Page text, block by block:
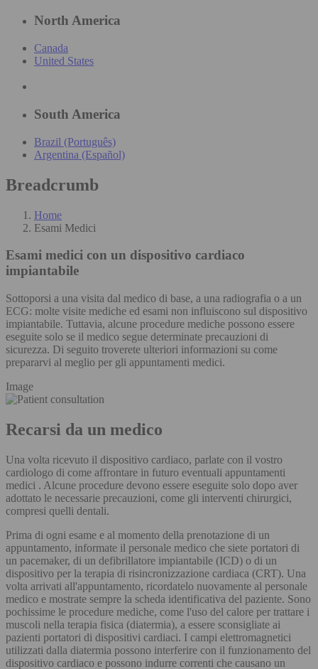
North America
Canada
United States
South America
Brazil (Português)
Argentina (Español)
Breadcrumb
Home
Esami Medici
Esami medici con un dispositivo cardiaco
impiantabile
Sottoporsi a una visita dal medico di base, a una radiografia o a un
ECG: molte visite mediche ed esami non influiscono sul dispositivo
impiantabile. Tuttavia, alcune procedure mediche possono essere
eseguite solo se il medico segue determinate precauzioni di
sicurezza. Di seguito troverete ulteriori informazioni su come
prepararvi al meglio per gli appuntamenti medici.
Image
Recarsi da un medico
Una volta ricevuto il dispositivo cardiaco, parlate con il vostro
cardiologo di come affrontare in futuro eventuali appuntamenti
medici . Alcune procedure devono essere eseguite solo dopo aver
adottato le necessarie precauzioni, come gli interventi chirurgici,
compresi quelli dentali.
Prima di ogni esame e al momento della prenotazione di un
appuntamento, informate il personale medico che siete portatori di
un pacemaker, di un defibrillatore impiantabile (ICD) o di un
dispositivo per la terapia di risincronizzazione cardiaca (CRT). Una
volta arrivati all'appuntamento, ricordatelo nuovamente al personale
medico e mostrate sempre la scheda identificativa del paziente. Sono
pochissime le procedure mediche, come l'uso del calore per trattare i
muscoli nella terapia fisica (diatermia), a essere sconsigliate ai
pazienti portatori di dispositivi cardiaci. I campi elettromagnetici
utilizzati dalla diatermia possono interferire con il funzionamento del
dispositivo cardiaco e possono indurre correnti che causano un